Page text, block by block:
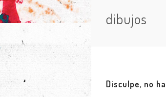
dibujos
Disculpe, no